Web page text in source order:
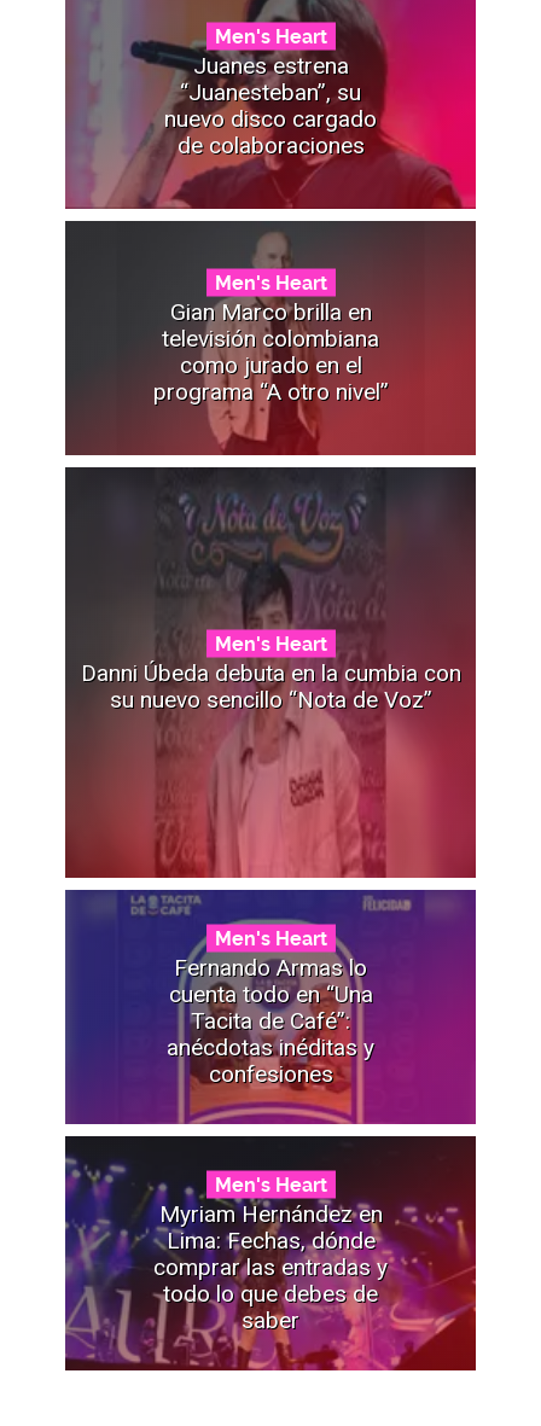
Men's Heart
Juanes estrena
“Juanesteban”, su
nuevo disco cargado
de colaboraciones
Men's Heart
Gian Marco brilla en
televisión colombiana
como jurado en el
programa “A otro nivel”
Men's Heart
Danni Úbeda debuta en la cumbia con
su nuevo sencillo “Nota de Voz”
Men's Heart
Fernando Armas lo
cuenta todo en “Una
Tacita de Café”:
anécdotas inéditas y
confesiones
Men's Heart
Myriam Hernández en
Lima: Fechas, dónde
comprar las entradas y
todo lo que debes de
saber